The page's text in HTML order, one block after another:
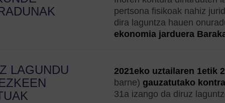
pertsona fisikoak nahiz
dira laguntza hauen
ekonomia jarduera
LAGUNDU
2021eko uztailaren 1etik
barne) gauzatutako
31a izango da diruz